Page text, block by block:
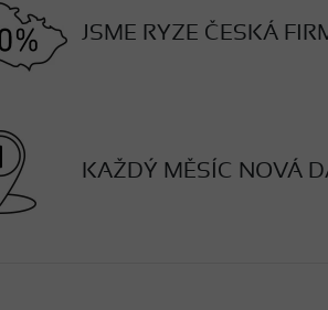
JSME RYZE ČESKÁ
KAŽDÝ MĚSÍC NOVÁ